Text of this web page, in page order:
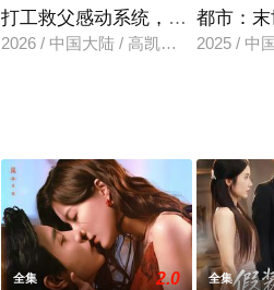
打工救父感动系统，我靠尽孝带
2026 / 中国大陆 / 高凯＆国秋果
都市：
2025 / 中
全集 2.0 全集